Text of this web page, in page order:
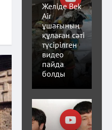
Желіде Bek
Air
ұшағының
құлаған сәті
түсірілген
видео
пайда
болды